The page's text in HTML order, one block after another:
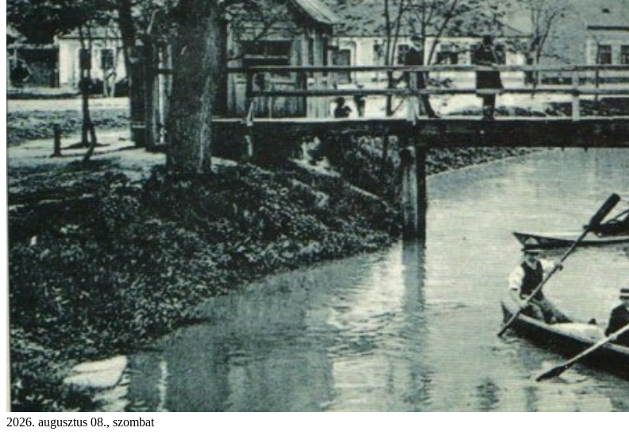
2026. augusztus 08., szombat